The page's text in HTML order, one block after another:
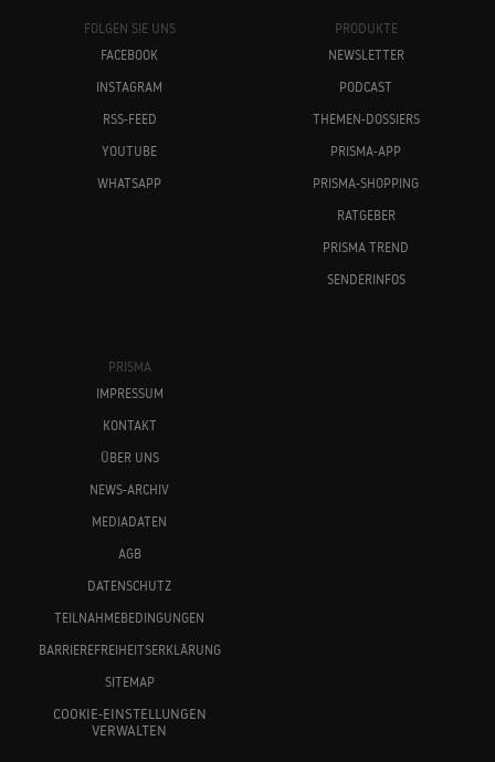
FOLGEN SIE UNS
FACEBOOK
INSTAGRAM
RSS-FEED
YOUTUBE
WHATSAPP
PRODUKTE
NEWSLETTER
PODCAST
THEMEN-DOSSIERS
PRISMA-APP
PRISMA-SHOPPING
RATGEBER
PRISMA TREND
SENDERINFOS
PRISMA
IMPRESSUM
KONTAKT
ÜBER UNS
NEWS-ARCHIV
MEDIADATEN
AGB
DATENSCHUTZ
TEILNAHMEBEDINGUNGEN
BARRIEREFREIHEITSERKLÄRUNG
SITEMAP
COOKIE-EINSTELLUNGEN
VERWALTEN